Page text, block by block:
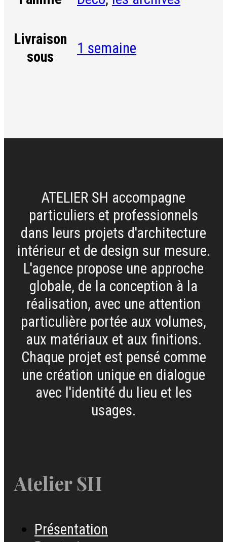
Livraison
sous
1 semaine
ATELIER SH accompagne
particuliers et professionnels
dans leurs projets d'architecture
intérieur et de design sur mesure.
L'agence propose une approche
globale, de la conception à la
réalisation, avec une attention
particulière portée aux volumes,
aux matériaux et aux finitions.
Chaque projet est pensé comme
une création unique en dialogue
avec l'identité du lieu et les
usages.
Atelier SH
Présentation